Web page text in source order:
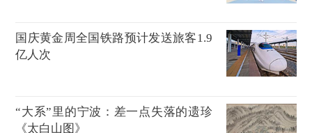
国庆黄金周全国铁路预计发送旅客1.9
亿人次
“大系”里的宁波：差一点失落的遗珍
《太白山图》